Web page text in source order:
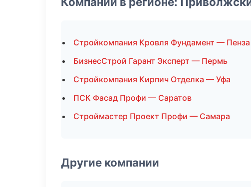
Стройкомпания Кровля Фундамент — Пенза
БизнесСтрой Гарант Эксперт — Пермь
Стройкомпания Кирпич Отделка — Уфа
ПСК Фасад Профи — Саратов
Строймастер Проект Профи — Самара
Другие компании